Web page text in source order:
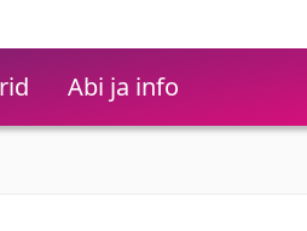
Abi ja info